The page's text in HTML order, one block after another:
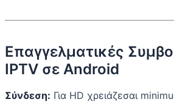
Επαγγελματικές
IPTV σε Android
Σύνδεση: Για HD χρειάζεσαι